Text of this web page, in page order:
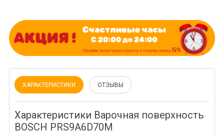
ХАРАКТЕРИСТИКИ ОТЗЫВЫ
Характеристики Варочная поверхность
BOSCH PRS9A6D70M